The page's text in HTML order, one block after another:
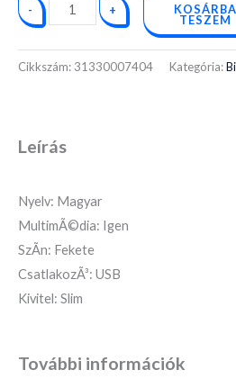
- + KOSÁRBA
TESZEM
Cikkszám: 31330007404 Kategória:
Leírás
Nyelv: Magyar
MultimÃ©dia: Igen
SzÃ­n: Fekete
CsatlakozÃ³: USB
Kivitel: Slim
További információk